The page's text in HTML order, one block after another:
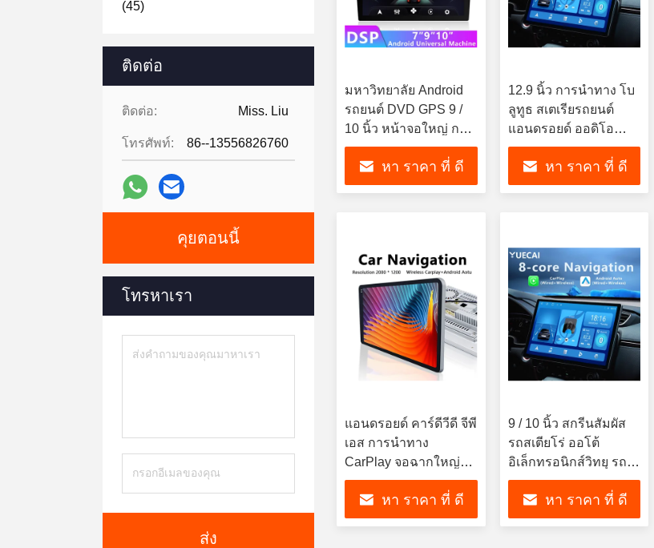
(45)
ติดต่อ
ติดต่อ: Miss. Liu
โทรศัพท์: 86--13556826760
คุยตอนนี้
โทรหาเรา
ส่ง
มหาวิทยาลัย Android
รถยนต์ DVD GPS 9 /
10 นิ้ว หน้าจอใหญ่ กา
รนําทางรถยนต์ GPS
Player หา ราคา ที่ ดี
12.9 นิ้ว การนําทาง โบ
ลูทูธ สเตเรียรถยนต์
แอนดรอยด์ ออดิโอ
GPS การนําทาง จอ
ใหญ่
หา ราคา ที่ ดี
แอนดรอยด์ คาร์ดีวีดี จีพี
เอส การนําทาง
CarPlay จอฉากใหญ่
หน่วยควบคุมศูนย์รวม
หา ราคา ที่ ดี
9 / 10 นิ้ว สกรีนสัมผัส
รถสเตียโร่ ออโต้
อิเล็กทรอนิกส์วิทยุ รถ
GPS ระบบนําทาง
หา ราคา ที่ ดี